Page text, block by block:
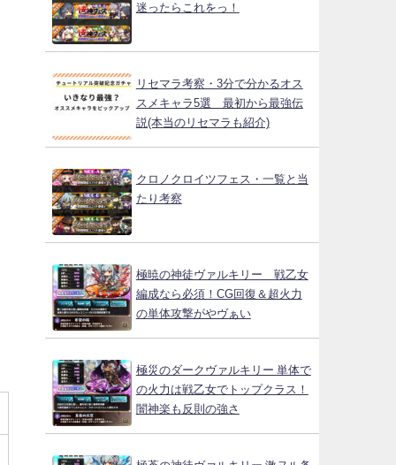
迷ったらこれをっ！
リセマラ考察・3分で分かるオス
スメキャラ5選 最初から最強伝
説(本当のリセマラも紹介)
クロノクロイツフェス・一覧と当
たり考察
極暁の神徒ヴァルキリー 戦乙女
編成なら必須！CG回復＆超火力
の単体攻撃がやヴぁい
極災のダークヴァルキリー 単体で
の火力は戦乙女でトップクラス！
闇神楽も反則の強さ